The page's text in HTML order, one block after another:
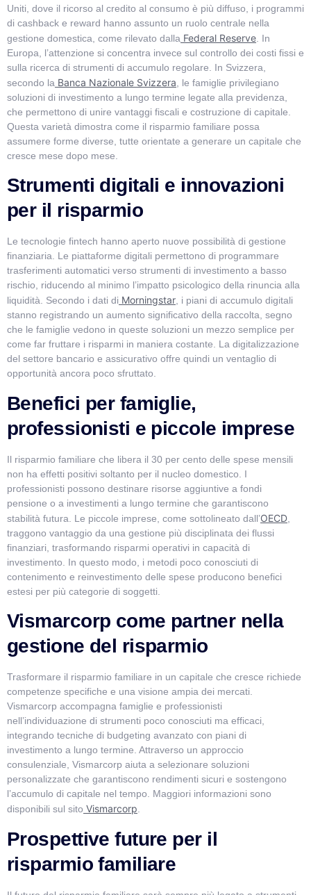
Uniti, dove il ricorso al credito al consumo è più diffuso, i programmi
di cashback e reward hanno assunto un ruolo centrale nella
gestione domestica, come rilevato dalla Federal Reserve . In
Europa, l’attenzione si concentra invece sul controllo dei costi fissi e
sulla ricerca di strumenti di accumulo regolare. In Svizzera,
secondo la Banca Nazionale Svizzera , le famiglie privilegiano
soluzioni di investimento a lungo termine legate alla previdenza,
che permettono di unire vantaggi fiscali e costruzione di capitale.
Questa varietà dimostra come il risparmio familiare possa
assumere forme diverse, tutte orientate a generare un capitale che
cresce mese dopo mese.
Strumenti digitali e innovazioni
per il risparmio
Le tecnologie fintech hanno aperto nuove possibilità di gestione
finanziaria. Le piattaforme digitali permettono di programmare
trasferimenti automatici verso strumenti di investimento a basso
rischio, riducendo al minimo l’impatto psicologico della rinuncia alla
liquidità. Secondo i dati di Morningstar, i piani di accumulo digitali
stanno registrando un aumento significativo della raccolta, segno
che le famiglie vedono in queste soluzioni un mezzo semplice per
come far fruttare i risparmi in maniera costante. La digitalizzazione
del settore bancario e assicurativo offre quindi un ventaglio di
opportunità ancora poco sfruttato.
Benefici per famiglie,
professionisti e piccole imprese
Il risparmio familiare che libera il 30 per cento delle spese mensili
non ha effetti positivi soltanto per il nucleo domestico. I
professionisti possono destinare risorse aggiuntive a fondi
pensione o a investimenti a lungo termine che garantiscono
stabilità futura. Le piccole imprese, come sottolineato dall’OECD
traggono vantaggio da una gestione più disciplinata dei flussi
finanziari, trasformando risparmi operativi in capacità di
investimento. In questo modo, i metodi poco conosciuti di
contenimento e reinvestimento delle spese producono benefici
estesi per più categorie di soggetti.
Vismarcorp come partner nella
gestione del risparmio
Trasformare il risparmio familiare in un capitale che cresce richiede
competenze specifiche e una visione ampia dei mercati.
Vismarcorp accompagna famiglie e professionisti
nell’individuazione di strumenti poco conosciuti ma efficaci,
integrando tecniche di budgeting avanzato con piani di
investimento a lungo termine. Attraverso un approccio
consulenziale, Vismarcorp aiuta a selezionare soluzioni
personalizzate che garantiscono rendimenti sicuri e sostengono
l’accumulo di capitale nel tempo. Maggiori informazioni sono
disponibili sul sito Vismarcorp
Prospettive future per il
risparmio familiare